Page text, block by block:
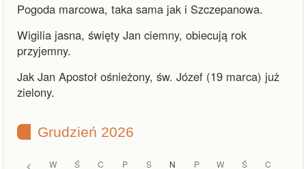
Pogoda marcowa, taka sama jak i Szczepanowa.
Wigilia jasna, święty Jan ciemny, obiecują rok
przyjemny.
Jak Jan Apostoł ośnieżony, św. Józef (19 marca) już
zielony.
Grudzień 2026
< W Ś C P S N P W Ś C